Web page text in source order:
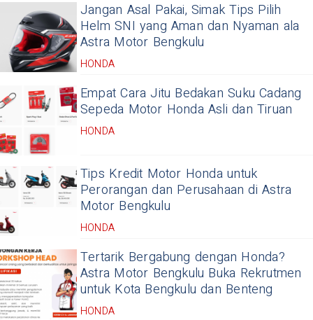
Jangan Asal Pakai, Simak Tips Pilih
Helm SNI yang Aman dan Nyaman ala
Astra Motor Bengkulu
HONDA
Empat Cara Jitu Bedakan Suku Cadang
Sepeda Motor Honda Asli dan Tiruan
HONDA
Tips Kredit Motor Honda untuk
Perorangan dan Perusahaan di Astra
Motor Bengkulu
HONDA
Tertarik Bergabung dengan Honda?
Astra Motor Bengkulu Buka Rekrutmen
untuk Kota Bengkulu dan Benteng
HONDA